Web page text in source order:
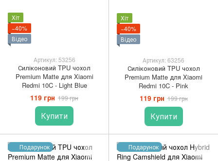
Хіт
−40%
Відео
Артикул: 53256
Силіконовий TPU чохол
Premium Matte для Xiaomi
Redmi 10C - Light Blue
119 грн 199 грн
Купити
Хіт
−40%
Відео
Артикул: 63256
Силіконовий TPU чохол
Premium Matte для Xiaomi
Redmi 10C - Pink
119 грн 199 грн
Купити
Подарунок Подарунок